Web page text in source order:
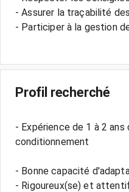
- Assurer la traçabilité
- Participer à la gestion
Profil recherché
- Expérience de 1 à 2 ans
conditionnement
- Bonne capacité
- Rigoureux(se) et